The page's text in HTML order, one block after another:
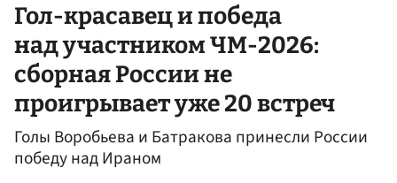
Гол-красавец и победа
над участником ЧМ-2026:
сборная России не
проигрывает уже 20 встреч
Голы Воробьева и Батракова принесли России
победу над Ираном